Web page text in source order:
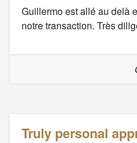
Guillermo est allé au delà
notre transaction. Très
Truly personal